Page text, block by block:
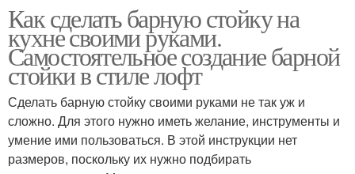
Как сделать барную стойку на
кухне своими руками.
Самостоятельное создание барной
стойки в стиле лофт
Сделать барную стойку своими руками не так уж и
сложно. Для этого нужно иметь желание, инструменты и
умение ими пользоваться. В этой инструкции нет
размеров, поскольку их нужно подбирать